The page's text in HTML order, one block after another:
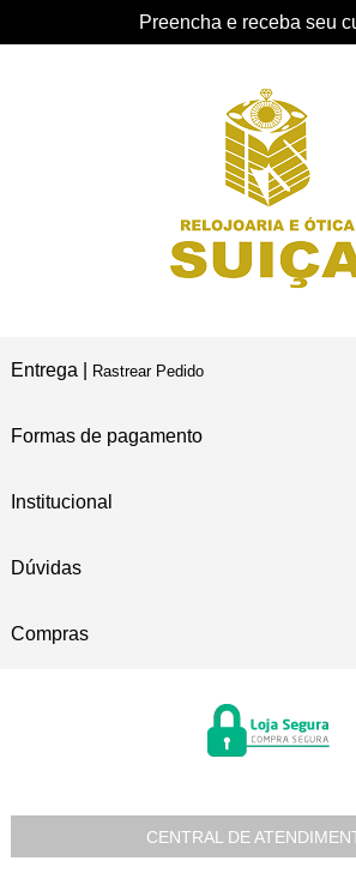
Preencha e receba seu
Entrega | Rastrear Pedido
Formas de pagamento
Institucional
Dúvidas
Compras
CENTRAL DE